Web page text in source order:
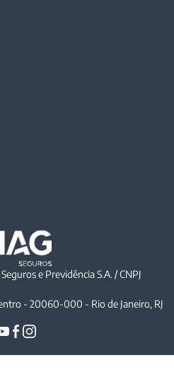
e Previdência S.A. / CNPJ
- 20060-000 - Rio de Janeiro, RJ